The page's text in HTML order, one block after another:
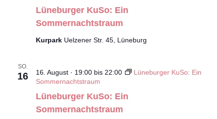
Lüneburger KuSo: Ein
Sommernachtstraum
Kurpark Uelzener Str. 45, Lüneburg
SO.
16
Lüneburger KuSo: Ein
Sommernachtstraum
16. August · 19:00bis 22:00
Lüneburger KuSo: Ein
Sommernachtstraum